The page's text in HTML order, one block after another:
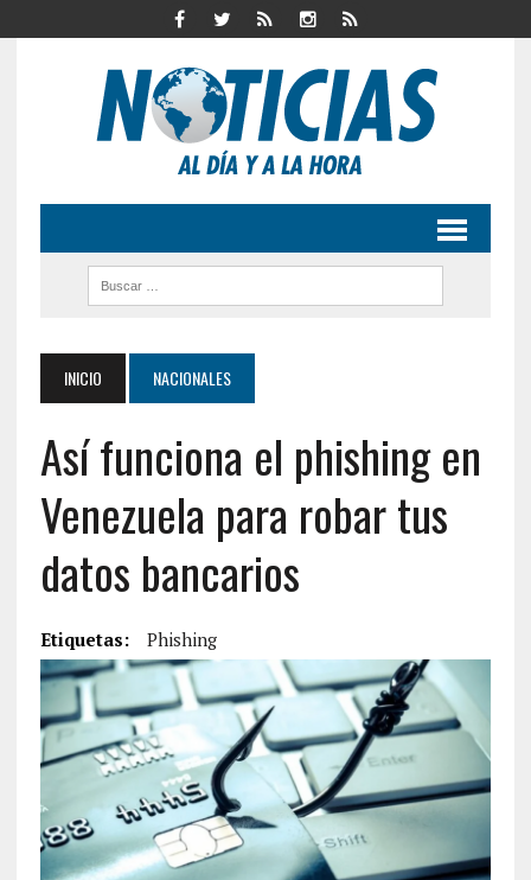
INICIO NACIONALES
Así funciona el phishing en
Venezuela para robar tus
datos bancarios
Etiquetas: Phishing